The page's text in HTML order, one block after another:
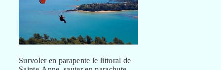
Survoler en parapente le littoral de